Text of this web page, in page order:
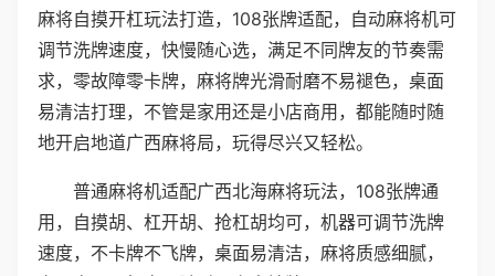
麻将自摸开杠玩法打造，108张牌适配，自动麻将机可
调节洗牌速度，快慢随心选，满足不同牌友的节奏需
求，零故障零卡牌，麻将牌光滑耐磨不易褪色，桌面
易清洁打理，不管是家用还是小店商用，都能随时随
地开启地道广西麻将局，玩得尽兴又轻松。
普通麻将机适配广西北海麻将玩法，108张牌通
用，自摸胡、杠开胡、抢杠胡均可，机器可调节洗牌
速度，不卡牌不飞牌，桌面易清洁，麻将质感细腻，